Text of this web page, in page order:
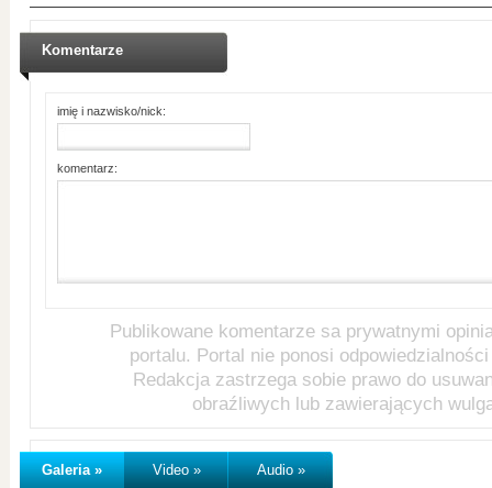
Komentarze
imię i nazwisko/nick:
komentarz:
Publikowane komentarze sa prywatnymi
portalu. Portal nie ponosi
Redakcja zastrzega sobie prawo do
obraźliwych lub zawierających
Galeria » Video » Audio »